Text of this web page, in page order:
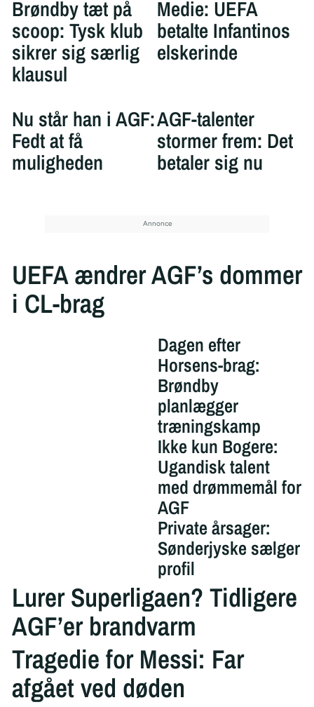
Brøndby tæt på
scoop: Tysk klub
sikrer sig særlig
klausul
Medie: UEFA
betalte Infantinos
elskerinde
Nu står han i AGF:
Fedt at få
muligheden
AGF-talenter
stormer frem: Det
betaler sig nu
UEFA ændrer AGF’s dommer
i CL-brag
Dagen efter
Horsens-brag:
Brøndby
planlægger
træningskamp
Ikke kun Bogere:
Ugandisk talent
med drømmemål for
AGF
Private årsager:
Sønderjyske sælger
profil
Lurer Superligaen? Tidligere
AGF’er brandvarm
Tragedie for Messi: Far
afgået ved døden